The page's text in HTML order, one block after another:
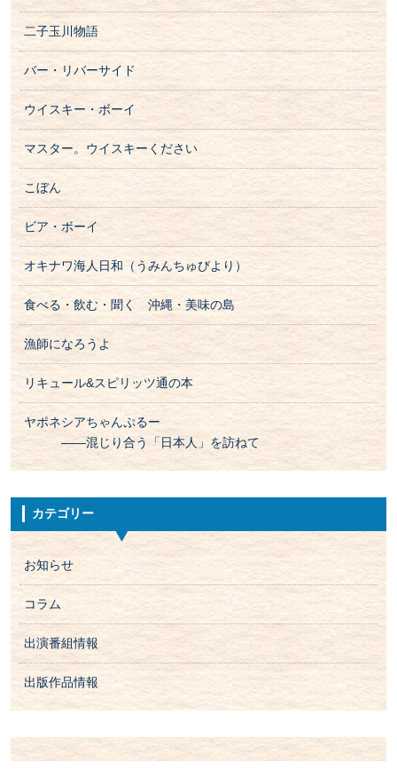
二子玉川物語
バー・リバーサイド
ウイスキー・ボーイ
マスター。ウイスキーください
こぼん
ビア・ボーイ
オキナワ海人日和（うみんちゅびより）
食べる・飲む・聞く 沖縄・美味の島
漁師になろうよ
リキュール&スピリッツ通の本
ヤポネシアちゃんぷるー
――混じり合う「日本人」を訪ねて
カテゴリー
お知らせ
コラム
出演番組情報
出版作品情報